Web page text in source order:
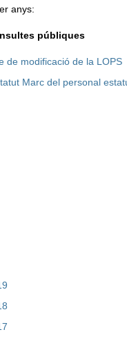
anys:
públiques
de modificació de la LOPS
Marc del personal